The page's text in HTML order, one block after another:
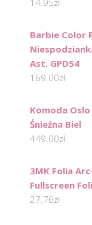
14.95zł
Barbie Color
Ast. GPD54
169.00zł
Komoda
Śnieżna Biel
449.00zł
3MK Folia
Fullscreen
27.76zł